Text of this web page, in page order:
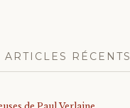
ARTICLES RÉCENTS